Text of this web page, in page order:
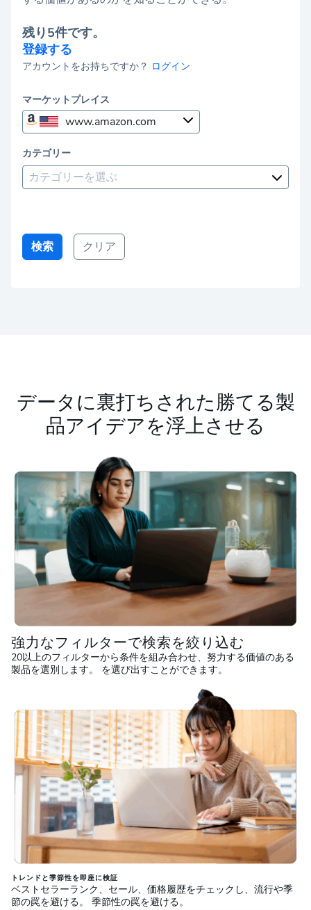
残り5件です。
登録する
アカウントをお持ちですか？ ログイン
マーケットプレイス
www.amazon.com
アマゾン・マーケットプレイ
ス
www.amazon.ca
www.amazon.com.mx
www.amazon.co.uk
www.amazon.in
www.amazon.nl
カテゴリー
カテゴリーを選ぶ
検索 クリア
データに裏打ちされた勝てる製
品アイデアを浮上させる
強力なフィルターで検索を絞り込む
20以上のフィルターから条件を組み合わせ、努力する価値のある
製品を選別します。 を選び出すことができます。
トレンドと季節性を即座に検証
ベストセラーランク、セール、価格履歴をチェックし、流行や季
節の罠を避ける。 季節性の罠を避ける。